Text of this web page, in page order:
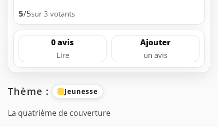
5/5sur 3 votants
0 avis
Lire
Ajouter
un avis
Thème : Jeunesse
La quatrième de couverture